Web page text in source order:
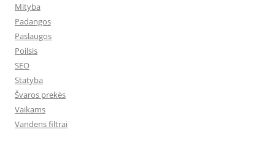
Mityba
Padangos
Paslaugos
Poilsis
SEO
Statyba
Švaros prekės
Vaikams
Vandens filtrai